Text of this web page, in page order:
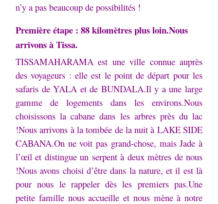
n’y a pas beaucoup de possibilités !
Première étape : 88 kilomètres plus loin.Nous
arrivons à Tissa.
TISSAMAHARAMA est une ville connue auprès
des voyageurs : elle est le point de départ pour les
safaris de YALA et de BUNDALA.Il y a une large
gamme de logements dans les environs.Nous
choisissons la cabane dans les arbres près du lac
!Nous arrivons à la tombée de la nuit à LAKE SIDE
CABANA.On ne voit pas grand-chose, mais Jade à
l’œil et distingue un serpent à deux mètres de nous
!Nous avons choisi d’être dans la nature, et il est là
pour nous le rappeler dès les premiers pas.Une
petite famille nous accueille et nous mène à notre